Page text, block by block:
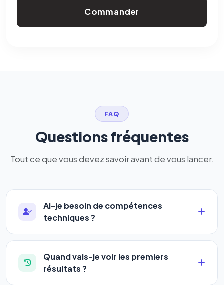
Commander
FAQ
Questions fréquentes
Tout ce que vous devez savoir avant de vous lancer.
Ai-je besoin de compétences
techniques ?
Absolument pas. Notre logiciel a été conçu pour
être accessible àtous les profils: artisans,
commerçants, auto-entrepreneurs, PME ou
Quand vais-je voir les premiers
résultats ?